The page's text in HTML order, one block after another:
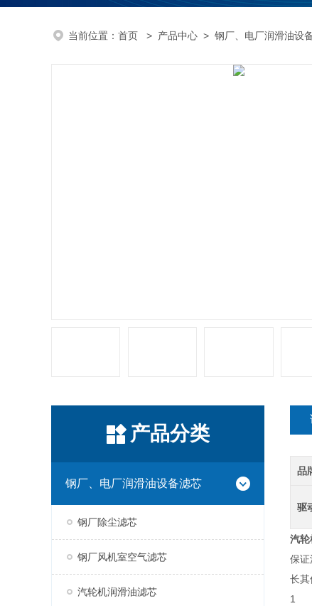
当前位置： 首页 > 产品中心 > 钢厂、电厂润滑油设
产品分类
钢厂、电厂润滑油设备滤芯
钢厂除尘滤芯
钢厂风机室空气滤芯
汽轮机润滑油滤芯
品
驱
汽轮
保证
长其
1